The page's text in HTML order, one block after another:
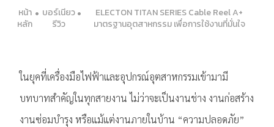
หน้า
หลัก
บอร์เนียว
รีวิว
ELECTON TITAN SERIES Cable Reel A+
มาตรฐานอุตสาหกรรม เพื่อการใช้งานที่มั่นใจ
ในยุคที่เครื่องมือไฟฟ้าและอุปกรณ์อุตสาหกรรมเข้ามามี
บทบาทสำคัญในทุกสายงาน ไม่ว่าจะเป็นงานช่าง งานก่อสร้าง
งานซ่อมบำรุง หรือแม้แต่งานภายในบ้าน “ความปลอดภัย”